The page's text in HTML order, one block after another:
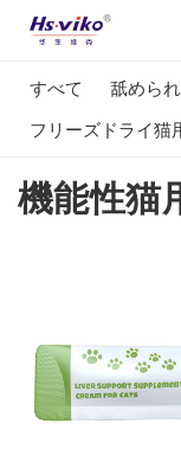
すべて 舐めら
フリーズドライ猫
機能性猫